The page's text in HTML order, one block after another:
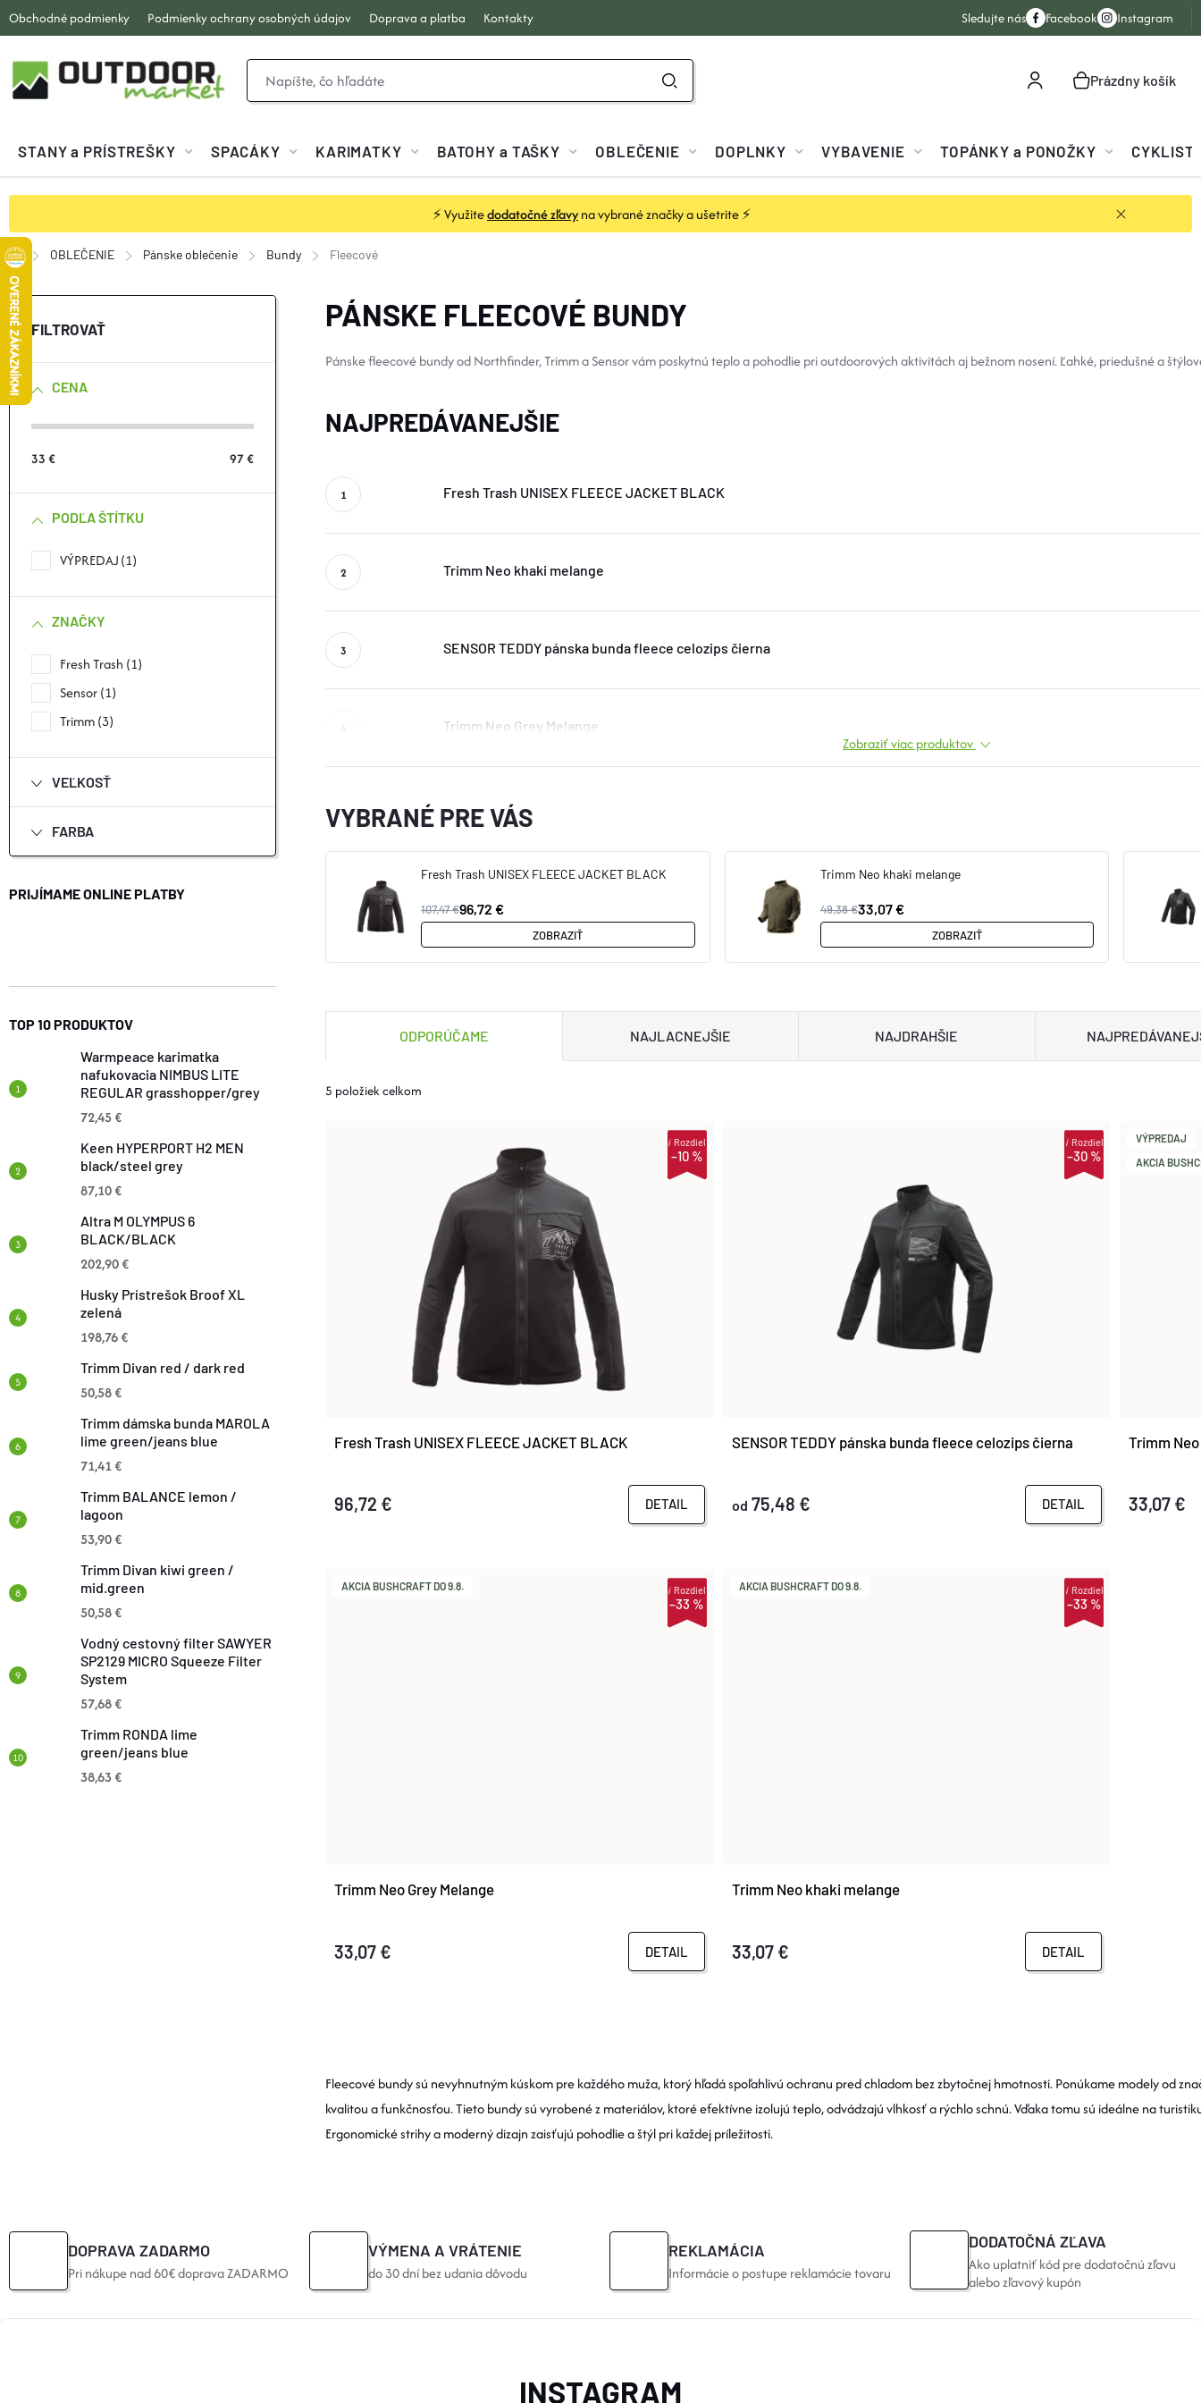
Prejsť
na
obsah
⚡ Využitedodatočné zľavyna vybrané značky a ušetrite ⚡
Obchodné podmienky Podmienky ochrany osobných údajov Doprava a platba Kontakty Sledujte nás Facebook Instagram
NÁKUPNÝ
Prázdny košík
STANY a PRÍSTREŠKY SPACÁKY KARIMATKY BATOHY a TAŠKY OBLEČENIE DOPLNKY VYBAVENIE TOPÁNKY a PONOŽKY
Domov
OBLEČENIE Pánske oblečenie Bundy Fleecové
B
O
Č
Ý
CENA
33 € 97€
PODĽA ŠTÍTKU
VÝPREDAJ 1
ZNAČKY
Fresh Trash 1
Sensor 1
Trimm 3
VEĽKOSŤ
FARBA
PRIJÍMAME ONLINE PLATBY
TOP 10 PRODUKTOV
Warmpeace karimatka
nafukovacia NIMBUS LITE
REGULAR grasshopper/grey
72,45 €
Keen HYPERPORT H2 MEN
black/steel grey
87,10 €
Altra M OLYMPUS 6
BLACK/BLACK
202,90 €
Husky Prístrešok Broof XL
zelená
198,76 €
Trimm Divan red / dark red
50,58 €
Trimm dámska bunda MAROLA
lime green/jeans blue
71,41 €
Trimm BALANCE lemon /
lagoon
53,90 €
Trimm Divan kiwi green /
mid.green
50,58 €
Vodný cestovný filter SAWYER
SP2129 MICRO Squeeze Filter
System
57,68 €
Trimm RONDA lime
green/jeans blue
38,63 €
PÁNSKE FLEECOVÉ BUNDY
Pánske fleecové bundy od Northfinder, Trimm a Sensor vám poskytnú teplo a pohodlie pri outdoorových aktivitách aj bežnom nosení. Ľahké, priedušné a
NAJPREDÁVANEJŠIE
Fresh Trash UNISEX FLEECE JACKET BLACK
Trimm Neo khaki melange
SENSOR TEDDY pánska bunda fleece celozips čierna
Trimm Neo Grey Melange
Zobraziť viac produktov
VYBRANÉ PRE VÁS
Fresh Trash UNISEX FLEECE JACKET BLACK
107,47 €96,72 €
ZOBRAZIŤ
Trimm Neo khaki melange
49,38 €33,07 €
ZOBRAZIŤ
A
O
U
ODPORÚČAME NAJLACNEJŠIE NAJDRAHŠIE
5 položiek celkom
O
D
K
–10 %
iRozdiel
Fresh Trash UNISEX FLEECE JACKET BLACK
96,72 € DETAIL
–30 %
iRozdiel
SENSOR TEDDY pánska bunda fleece celozips čierna
od 75,48 € DETAIL
VÝPREDAJ
AKCIA
Trimm
33,07 €
AKCIA BUSHCRAFT DO 9.8.
–33 %
iRozdiel
Trimm Neo Grey Melange
33,07 € DETAIL
AKCIA BUSHCRAFT DO 9.8.
–33 %
iRozdiel
Trimm Neo khaki melange
33,07 € DETAIL
V
L
Á
I
E
Fleecové bundy sú nevyhnutným kúskom pre každého muža, ktorý hľadá spoľahlivú ochranu pred chladom bez zbytočnej hmotnosti. Ponúkame modely od
kvalitou a funkčnosťou. Tieto bundy sú vyrobené z materiálov, ktoré efektívne izolujú teplo, odvádzajú vlhkosť a rýchlo schnú. Vďaka tomu sú ideálne na
Ergonomické strihy a moderný dizajn zaisťujú pohodlie a štýl pri každej príležitosti.
DOPRAVA ZADARMO
Pri nákupe nad 60€ doprava ZADARMO
VÝMENA A VRÁTENIE
do 30 dní bez udania dôvodu
REKLAMÁCIA
Informácie o postupe reklamácie tovaru
DODATOČNÁ ZĽAVA
Ako uplatniť kód pre dodatočnú zľavu
alebo zľavový kupón
INSTAGRAM